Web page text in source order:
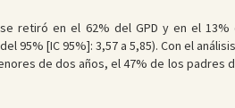
retiró en el 62% del GPD y en el
95% [IC 95%]: 3,57 a 5,85). Con el
de dos años, el 47% de los padres